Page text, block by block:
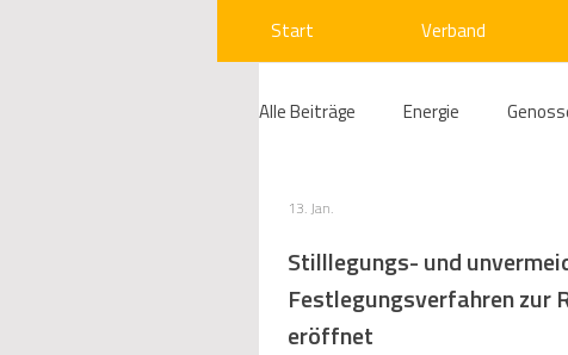
Start Verband
Alle Beiträge Energie
Compliance
Beihilfenrecht Kraftwerke
Stilllegungs- und
Festlegungsverfahren zur
eröffnet
13. Jan.